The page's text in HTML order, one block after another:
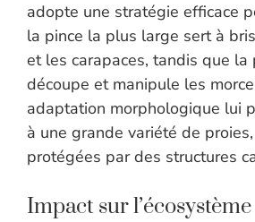
adopte une stratégie efficace
la pince la plus large sert à
et les carapaces, tandis que la
découpe et manipule les
adaptation morphologique lui
à une grande variété de
protégées par des structures
Impact sur l’écosystème